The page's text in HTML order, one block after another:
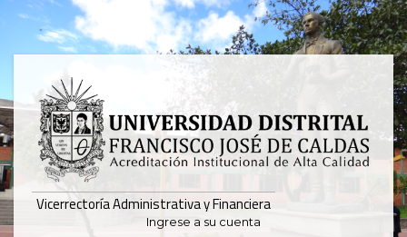
Pasar
contenido
principal
Vicerrectoría Administrativa y Financiera
Ingrese a su cuenta
Mostrar
registros
Buscar: